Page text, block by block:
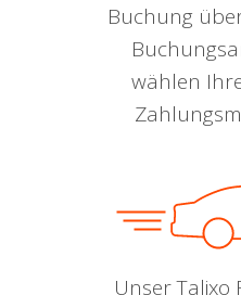
Buchung
wählen
Unser Talixo